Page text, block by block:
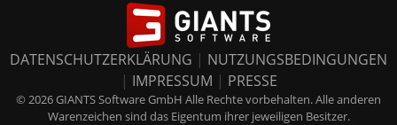
DATENSCHUTZERKLÄRUNG | NUTZUNGSBEDINGUNGEN
| IMPRESSUM | PRESSE
© 2026 GIANTS Software GmbH Alle Rechte vorbehalten. Alle anderen
Warenzeichen sind das Eigentum ihrer jeweiligen Besitzer.